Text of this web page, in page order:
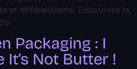
et différenciante. Découvrez la
Packaging : I
It’s Not Butter !